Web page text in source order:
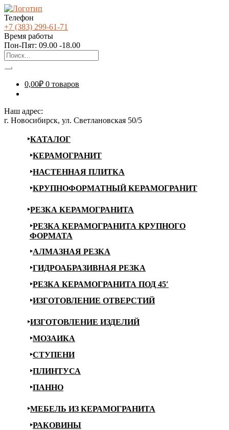
Телефон
+7 (383) 299-61-71
Время работы
Пон-Пят: 09.00 -18.00
0,00₽ 0 товаров
Наш адрес:
г. Новосибирск, ул. Светлановская 50/5
КАТАЛОГ
КЕРАМОГРАНИТ
НАСТЕННАЯ ПЛИТКА
КРУПНОФОРМАТНЫЙ КЕРАМОГРАНИТ
РЕЗКА КЕРАМОГРАНИТА
РЕЗКА КЕРАМОГРАНИТА КРУПНОГО
ФОРМАТА
АЛМАЗНАЯ РЕЗКА
ГИДРОАБРАЗИВНАЯ РЕЗКА
РЕЗКА КЕРАМОГРАНИТА ПОД 45′
ИЗГОТОВЛЕНИЕ ОТВЕРСТИЙ
ИЗГОТОВЛЕНИЕ ИЗДЕЛИЙ
МОЗАИКА
СТУПЕНИ
ПЛИНТУСА
ПАННО
МЕБЕЛЬ ИЗ КЕРАМОГРАНИТА
РАКОВИНЫ